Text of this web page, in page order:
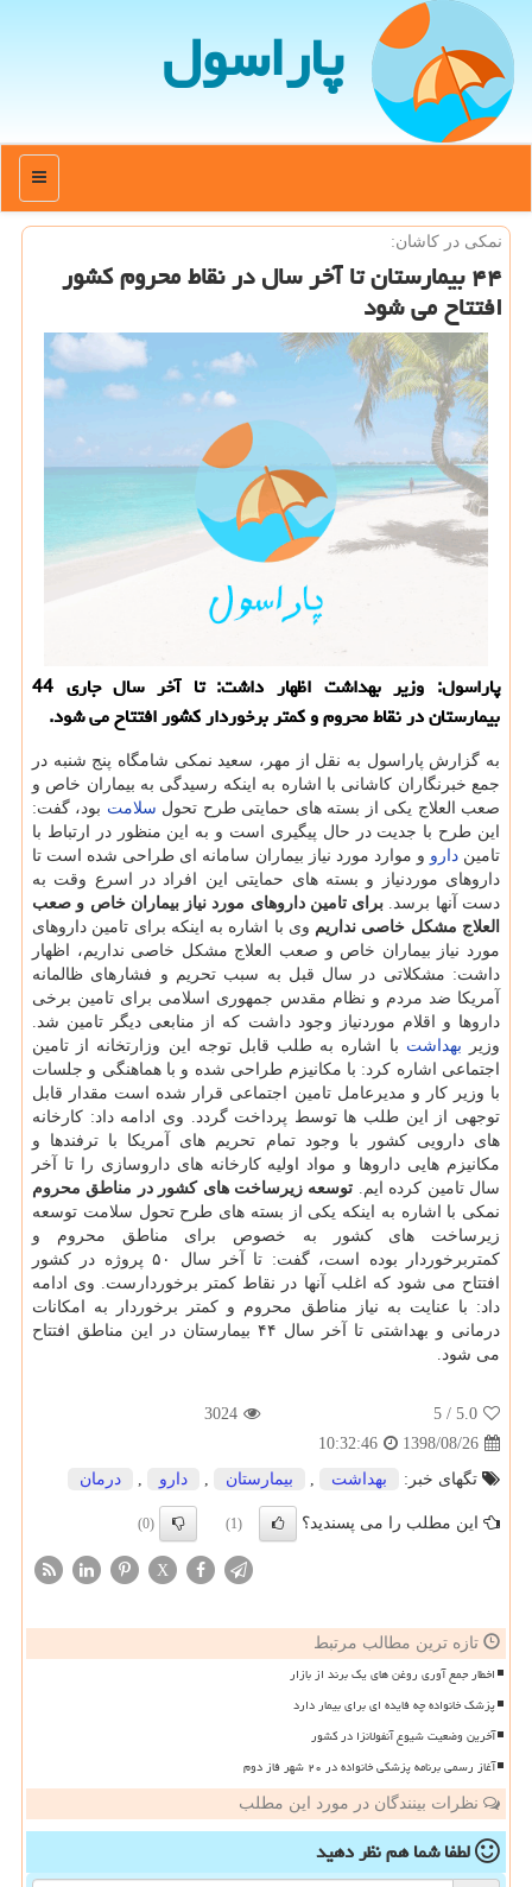
پاراسول
منو
نمكی در كاشان:
۴۴ بیمارستان تا آخر سال در نقاط محروم كشور
افتتاح می شود
پاراسول: وزیر بهداشت اظهار داشت: تا آخر سال جاری 44
بیمارستان در نقاط محروم و كمتر برخوردار كشور افتتاح می شود.
به گزارش پاراسول به نقل از مهر، سعید نمكی شامگاه پنج شنبه در
جمع خبرنگاران كاشانی با اشاره به اینكه رسیدگی به بیماران خاص و
صعب العلاج یكی از بسته های حمایتی طرح تحول سلامت بود، گفت:
این طرح با جدیت در حال پیگیری است و به این منظور در ارتباط با
تامیندارو و موارد مورد نیاز بیماران سامانه ای طراحی شده است تا
داروهای موردنیاز و بسته های حمایتی این افراد در اسرع وقت به
دست آنها برسد. برای تامین داروهای مورد نیاز بیماران خاص و صعب
العلاج مشكل خاصی نداریم وی با اشاره به اینكه برای تامین داروهای
مورد نیاز بیماران خاص و صعب العلاج مشكل خاصی نداریم، اظهار
داشت: مشكلاتی در سال قبل به سبب تحریم و فشارهای ظالمانه
آمریكا ضد مردم و نظام مقدس جمهوری اسلامی برای تامین برخی
داروها و اقلام موردنیاز وجود داشت كه از منابعی دیگر تامین شد.
وزیر بهداشت با اشاره به طلب قابل توجه این وزارتخانه از تامین
اجتماعی اشاره كرد: با مكانیزم طراحی شده و با هماهنگی و جلسات
با وزیر كار و مدیرعامل تامین اجتماعی قرار شده است مقدار قابل
توجهی از این طلب ها توسط پرداخت گردد. وی ادامه داد: كارخانه
های دارویی كشور با وجود تمام تحریم های آمریكا با ترفندها و
مكانیزم هایی داروها و مواد اولیه كارخانه های داروسازی را تا آخر
سال تامین كرده ایم. توسعه زیرساخت های كشور در مناطق محروم
نمكی با اشاره به اینكه یكی از بسته های طرح تحول سلامت توسعه
زیرساخت های كشور به خصوص برای مناطق محروم و
كمتربرخوردار بوده است، گفت: تا آخر سال ۵۰ پروژه در كشور
افتتاح می شود كه اغلب آنها در نقاط كمتر برخوردارست. وی ادامه
داد: با عنایت به نیاز مناطق محروم و كمتر برخوردار به امكانات
درمانی و بهداشتی تا آخر سال ۴۴ بیمارستان در این مناطق افتتاح
می شود.
5.0
/ 5
3024
1398/08/26
10:32:46
تگهای خبر:
بهداشت , بیمارستان , دارو , درمان
این مطلب را می پسندید؟ (1)
(0)
X
تازه ترین مطالب مرتبط
اخطار جمع آوری روغن های یک برند از بازار
پزشک خانواده چه فایده ای برای بیمار دارد
آخرین وضعیت شیوع آنفولانزا در کشور
آغاز رسمی برنامه پزشکی خانواده در ۲۰ شهر فاز دوم
نظرات بینندگان در مورد این مطلب
لطفا شما همنظر دهید